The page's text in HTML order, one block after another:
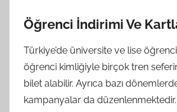
Öğrenci İndirimi Ve
Türkiye’de üniversite ve lise
öğrenci kimliğiyle birçok tren
bilet alabilir. Ayrıca bazı
kampanyalar da düzenlenmektedir.